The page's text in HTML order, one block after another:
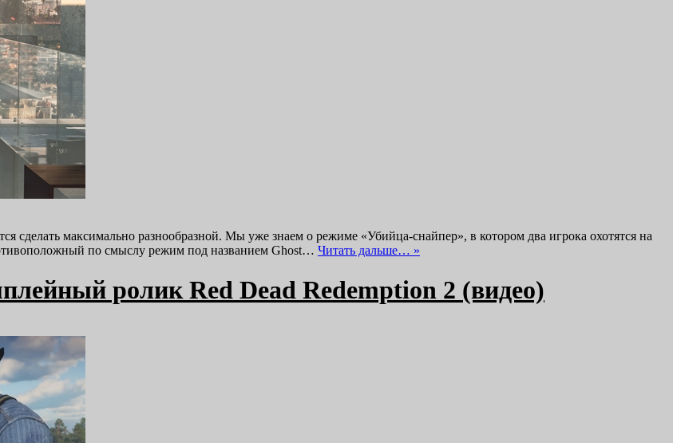
сделать максимально разнообразной. Мы уже знаем о режиме «Убийца-снайпер», в котором два игрока охотятся на
по смыслу режим под названием Ghost… Читать дальше… »
ролик Red Dead Redemption 2 (видео)